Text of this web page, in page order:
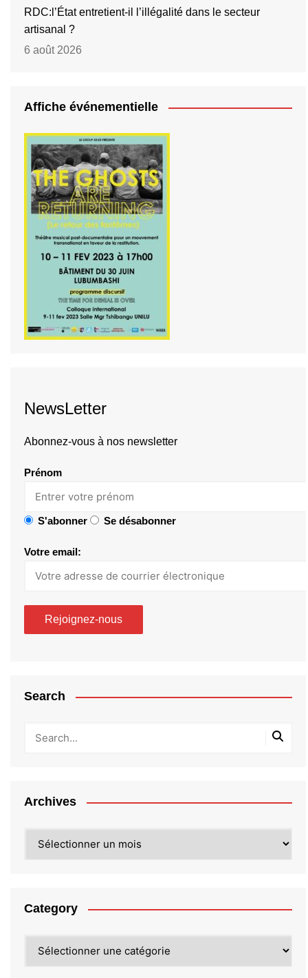
RDC:l’État entretient-il l’illégalité dans le secteur
artisanal ?
6 août 2026
Affiche événementielle
NewsLetter
Abonnez-vous à nos newsletter
Prénom
S'abonner Se désabonner
Votre email:
Search
Archives
Category